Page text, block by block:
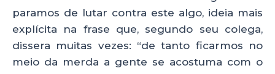
paramos de lutar contra este algo, ideia mais
explícita na frase que, segundo seu colega,
dissera muitas vezes: “de tanto ficarmos no
meio da merda a gente se acostuma com o